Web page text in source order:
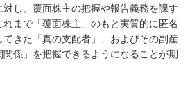
し、覆面株主の把握や報告義務を課す
まで「覆面株主」のもと実質的に匿名
きた「真の支配者」、およびその副産
係」を把握できるようになることが期